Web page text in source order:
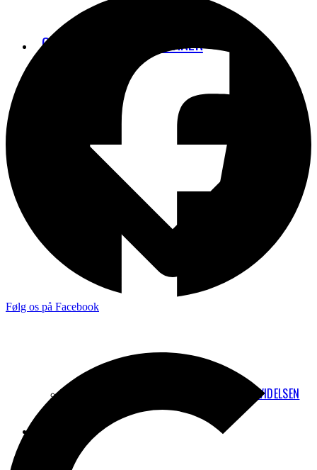
CPH’S UDBYGNINGSPLANER
JURIDISKE MULIGHEDER FOR AT STOPPE UDVIDELSEN
Følg os på Facebook